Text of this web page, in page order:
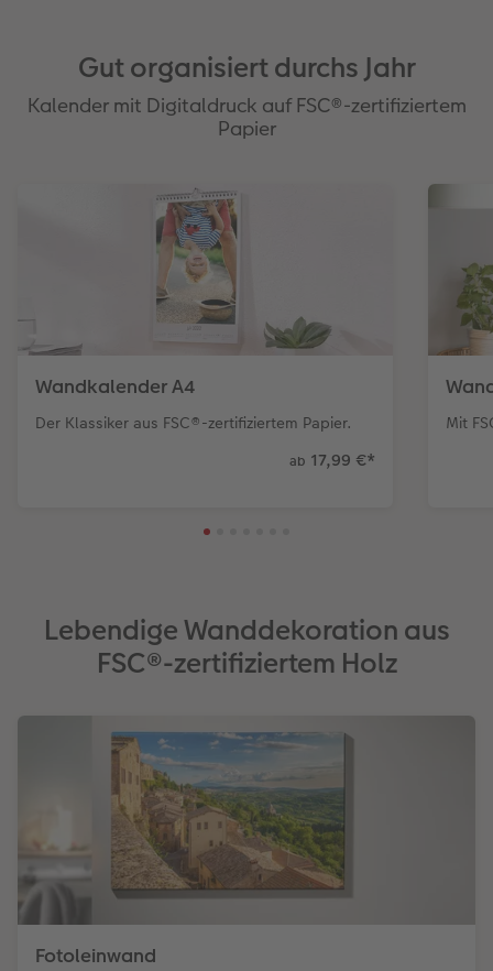
Gut organisiert durchs Jahr
Kalender mit Digitaldruck auf FSC®-zertifiziertem
Papier
Wandkalender A4
Der Klassiker aus FSC®-zertifiziertem Papier.
ab 17,99 €*
Mit
Lebendige Wanddekoration aus
FSC®-zertifiziertem Holz
Fotoleinwand